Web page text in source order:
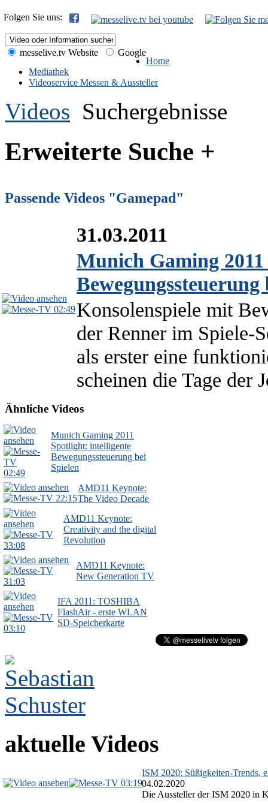
Folgen Sie uns:
messelive.tv Website
Google
Home
Mediathek
Videoservice Messen & Aussteller
Videos Suchergebnisse
Erweiterte Suche +
Passende Videos "Gamepad"
02:49
31.03.2011
Munich Gaming
Bewegungssteuerung
Konsolenspiele mit
der Renner im Spiele-
als erster eine
scheinen die Tage der
Ähnliche Videos
02:49
Munich Gaming 2011
Spotlight: intelligente
Bewegungssteuerung bei
Spielen
22:15
AMD11 Keynote:
The Video Decade
33:08
AMD11 Keynote:
Creativity and the digital
Revolution
31:03
AMD11 Keynote:
New Generation TV
03:10
IFA 2011: TOSHIBA
FlashAir - erste WLAN
SD-Speicherkarte
aktuelle Videos
03:19
ISM 2020: Süßigkeiten-Trends,
04.02.2020
Die Aussteller der ISM 2020 in